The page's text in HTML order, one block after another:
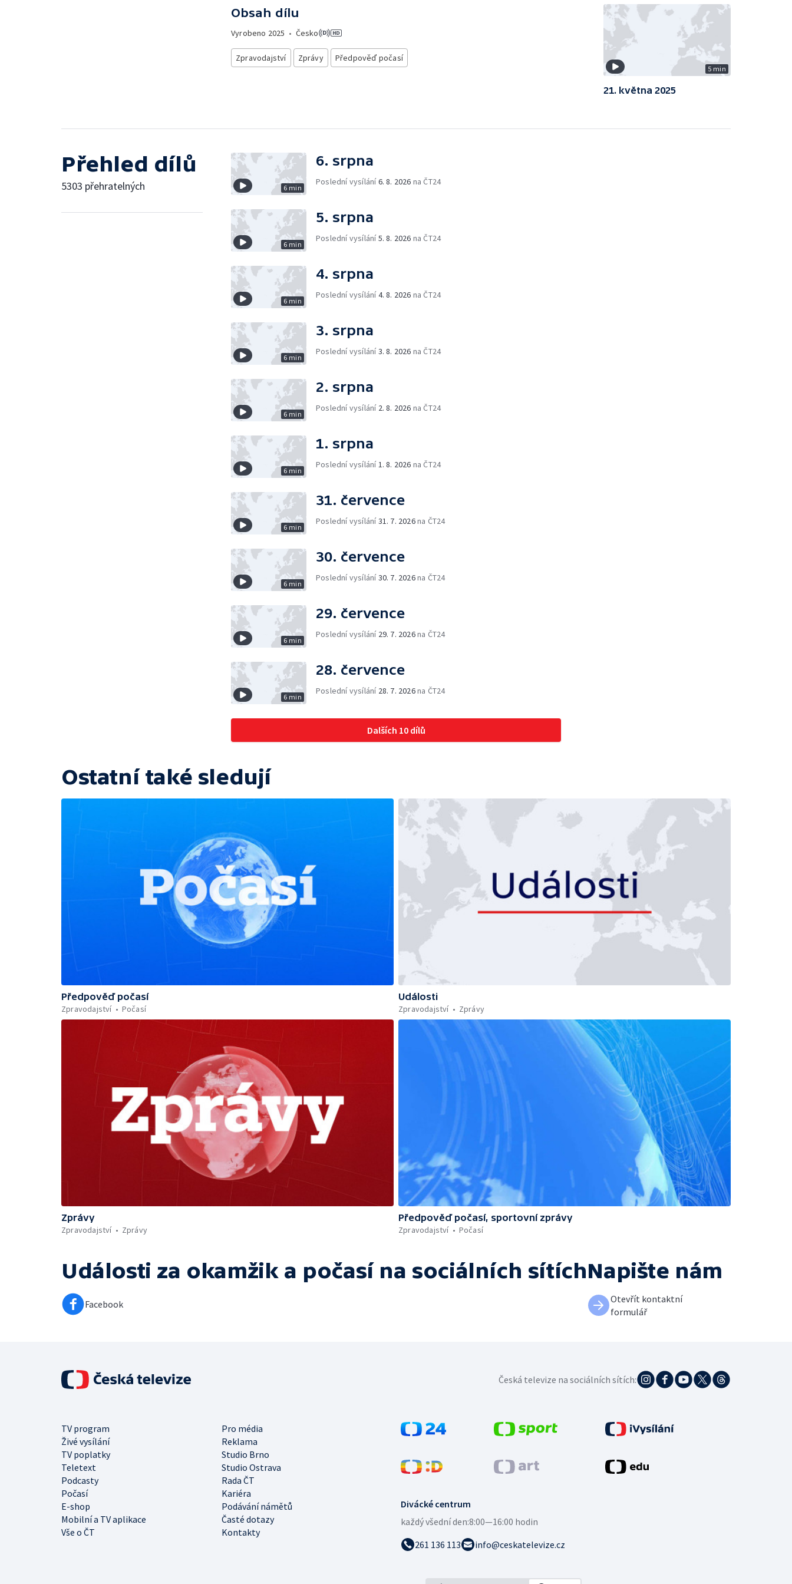
Obsah dílu
Vyrobeno 2025 • Česko
Zpravodajství Zprávy Předpověď počasí
5 min
21. května 2025
Přehled dílů
5303 přehratelných 6 min
6. srpna
Poslední vysílání6. 8. 2026 na ČT24
6 min
5. srpna
Poslední vysílání5. 8. 2026 na ČT24
6 min
4. srpna
Poslední vysílání4. 8. 2026 na ČT24
6 min
3. srpna
Poslední vysílání3. 8. 2026 na ČT24
6 min
2. srpna
Poslední vysílání 2. 8. 2026 na ČT24
6 min
1. srpna
Poslední vysílání 1. 8. 2026 na ČT24
6 min
31. července
Poslední vysílání31. 7. 2026na ČT24
6 min
30. července
Poslední vysílání30. 7. 2026na ČT24
6 min
29. července
Poslední vysílání 29. 7. 2026na ČT24
6 min
28. července
Poslední vysílání 28. 7. 2026na ČT24
Dalších 10 dílů
Ostatní také sledují
Předpověď počasí
Zpravodajství
Počasí
Události
Zpravodajství
Zprávy
Zprávy
Zpravodajství
Zprávy
Předpověď počasí, sportovní zprávy
Zpravodajství
Počasí
Události za okamžik a počasí na sociálních sítích
Facebook
Napište nám
Otevřít kontaktní
formulář
Divácké centrum
každý všední den:8:00—16:00 hodin
261 136 113
info@ceskatelevize.cz
TV program
Pro média
Živé vysílání
Reklama
TV poplatky
Studio Brno
Teletext
Studio Ostrava
Podcasty
Rada ČT
Počasí
Kariéra
E-shop
Podávání námětů
Mobilní a TV aplikace
Časté dotazy
Vše o ČT
Kontakty
Česká televize na sociálních sítích: